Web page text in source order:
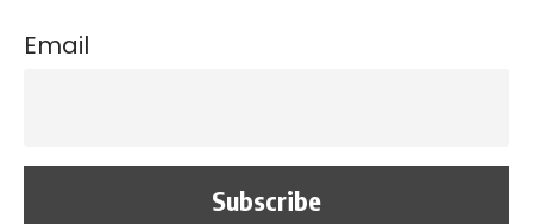
Email